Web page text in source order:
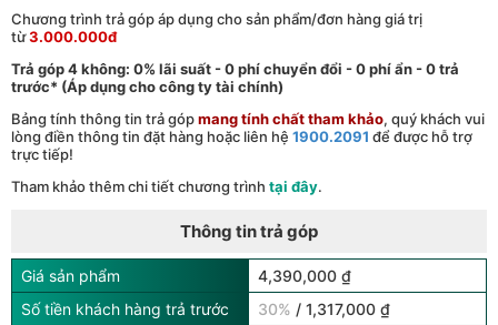
Chương trình trả góp áp dụng cho sản phẩm/đơn hàng giá trị
từ3.000.000đ
Trả góp 4 không: 0% lãi suất - 0 phí chuyển đổi - 0 phí ẩn - 0 trả
trước* (Áp dụng cho công ty tài chính)
Bảng tính thông tin trả gópmang tính chất tham khảo, quý khách vui
lòng điền thông tin đặt hàng hoặc liên hệ 1900.2091 để được hỗ trợ
trực tiếp!
Tham khảo thêm chi tiết chương trình tại đây.
Thông tin trả góp
Giá sản phẩm
4,390,000 ₫
Số tiền khách hàng trả trước
30% / 1,317,000 ₫